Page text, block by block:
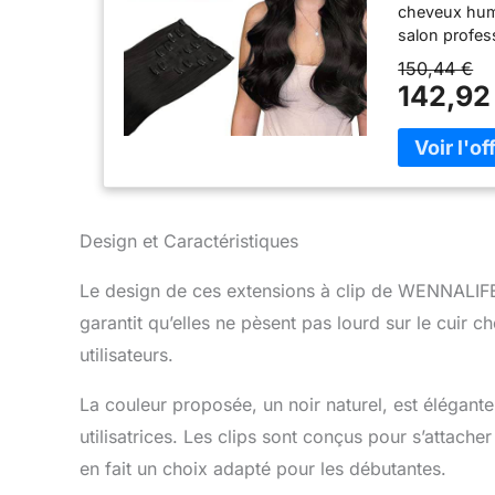
cheveux
salon
cheveux
saines sont
discrets en
vos
105g sans
nuance qui
s'unissent
Si vous
vous aider à
longue
d'une
150,44 €
Design et Caractéristiques
Le design de ces extensions à clip de
garantit qu’elles ne pèsent pas lourd sur le cuir
utilisateurs.
La couleur proposée, un noir naturel, est
utilisatrices. Les clips sont conçus pour
en fait un choix adapté pour les débutantes.